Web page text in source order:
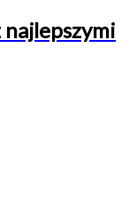
najlepszymi